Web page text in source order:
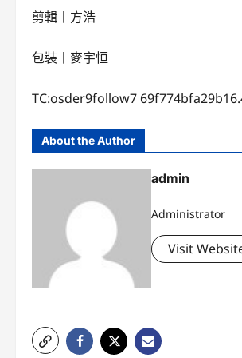
剪輯丨方浩
包裝丨麥宇恒
TC:osder9follow7
About the Author
admin
Administrator
Visit